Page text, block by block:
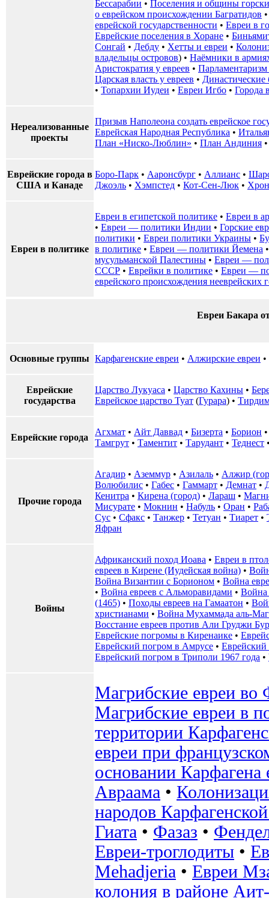
Бессарабии • Поселения и общины
о еврейском происхождении Багратидов
еврейской государственности • Евреи в
Еврейские поселения в Хоране •
Сонгай • Дебду • Хетты и евреи •
владельцы островов) • Наёмники в
Аристократия у евреев • Парламентаризм
Царская власть у евреев • Династические
• Топархии Иудеи • Евреи Игбо • Города
Нереализованные
проекты
Призыв Наполеона создать еврейское
Еврейская Народная Республика •
План «Ниско-Люблин» • План Андиния
Еврейские города в
США и Канаде
Боро-Парк • Ааронсбург • Аллианс •
Джоэль • Хэмпстед • Кот-Сен-Люк •
Евреи в политике
Евреи в египетской политике • Евреи в
• Евреи — политики Индии • Горские
политики • Евреи политики Украины •
в политике • Евреи — политики Йемена
мусульманской Палестины • Евреи —
СССР • Еврейки в политике • Евреи —
еврейского происхождения нееврейских
Евреи Бакара
Основные группы Карфагенские евреи • Алжирские евреи •
Еврейские
государства
Царство Лукуаса • Царство Кахины •
Еврейское царство Туат (Гурара) •
Еврейские города
Агхмат • Айт Даввад • Бизерта • Борион
Тамгрут • Таментит • Тарудант • Теднест
Прочие города
Агадир • Аземмур • Азилаль • Алжир
Волюбилис • Габес • Гаммарт • Демнат •
Кенитра • Кирена (город) • Лараш •
Мисурате • Мокнин • Набуль • Оран •
Сус • Сфакс • Танжер • Тетуан • Тиарет •
Яфран
Войны
Африканский поход Иоава • Евреи в
евреев в Кирене (Иудейская война) •
Война Византии с Борионом • Война
• Война евреев с Альморавидами • Война
(1465) • Походы евреев на Гамаатон •
христианами • Война Мухаммада аль-
Восстание евреев против Али Груджи
Еврейские погромы в Киренаике •
Еврейский погром в Амрусе • Еврейский
Еврейский погром в Триполи 1967 года •
Магрибские евреи во
Магрибские евреи в
территории
евреи при
основании Карфагена
Авраама •
народов
Гиата • Фазаз •
Евреи-троглодиты •
Mehadjeria • Евреи
колония в районе